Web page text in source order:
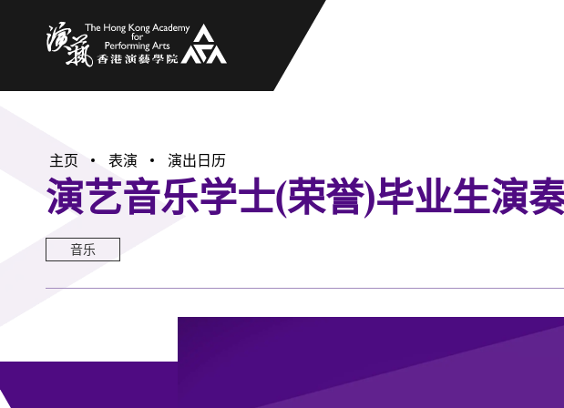
主页 表演 演出日历
演艺音乐学士(荣誉)毕业生演
音乐